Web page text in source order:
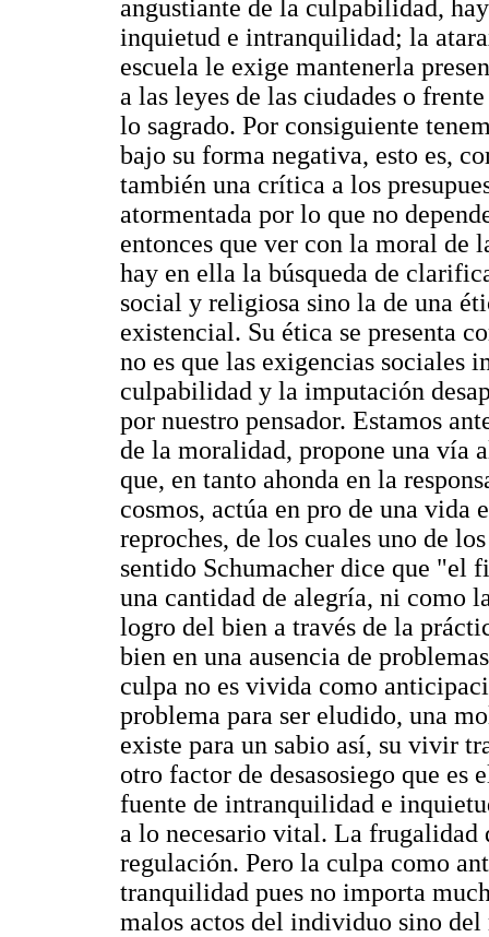
angustiante de la culpabilidad,
inquietud e intranquilidad; la
escuela le exige mantenerla
a las leyes de las ciudades o
lo sagrado. Por consiguiente
bajo su forma negativa, esto es,
también una crítica a los
atormentada por lo que no
entonces que ver con la moral de
hay en ella la búsqueda de
social y religiosa sino la de una
existencial. Su ética se presenta
no es que las exigencias sociales
culpabilidad y la imputación
por nuestro pensador. Estamos
de la moralidad, propone una vía
que, en tanto ahonda en la
cosmos, actúa en pro de una vida
reproches, de los cuales uno de
sentido Schumacher dice que "el
una cantidad de alegría, ni como
logro del bien a través de la
bien en una ausencia de
culpa no es vivida como
problema para ser eludido, una
existe para un sabio así, su vivir
otro factor de desasosiego que es
fuente de intranquilidad e
a lo necesario vital. La frugalidad
regulación. Pero la culpa como
tranquilidad pues no importa
malos actos del individuo sino